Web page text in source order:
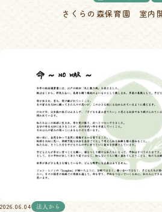
さくらの森保育園 室内
2026.06.04 法人から